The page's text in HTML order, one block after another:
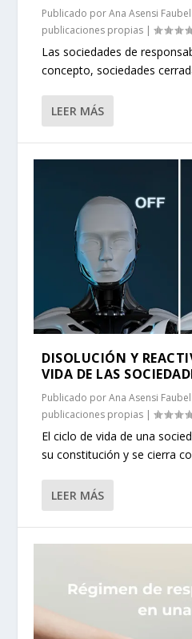
Publicado porAna Asensi Faubel
publicaciones propias |
Las sociedades de
concepto, sociedades
LEER MÁS
DISOLUCIÓN Y
VIDA DE LAS
Publicado porAna Asensi Faubel
publicaciones propias |
El ciclo de vida de una
su constitución y se cierra
LEER MÁS